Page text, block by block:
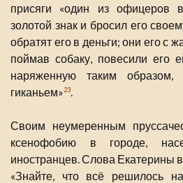
присяги «один из офицеров
золотой знак и бросил его
обратят его в деньги; они его с
поймав собаку, повесили его
наряженную таким образом,
гиканьем»23.
Своим неумеренным
ксенофобию в городе,
иностранцев. Слова Екатерины
«Знайте, что всё решилось